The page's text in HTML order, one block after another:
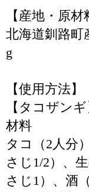
【産地・原材
北海道釧路町
g
【使用方法】
【タコザンギ
材料
タコ（2人分
さじ1/2）、
さじ1）、酒